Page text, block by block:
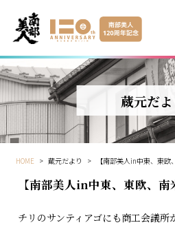
蔵元だよ
HOME > 蔵元だより > 【南部美人in中東、東欧
【南部美人in中東、東欧、南
チリのサンティアゴにも商工会議